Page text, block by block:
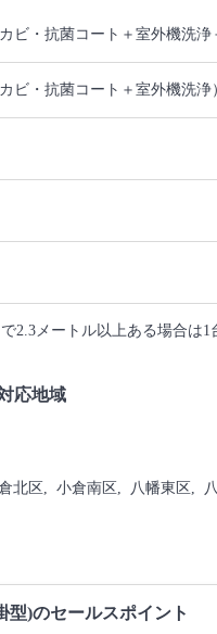
ビ・抗菌コート＋室外機洗浄
ビ・抗菌コート＋室外機洗浄
2.3メートル以上ある場合は1
応地域
北区, 小倉南区 , 八幡東区 ,
型)のセールスポイント